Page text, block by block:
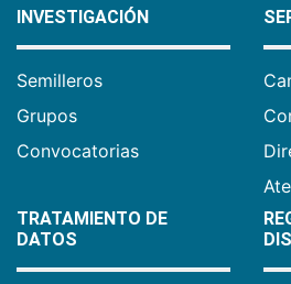
INVESTIGACIÓN
Semilleros
Grupos
Convocatorias
TRATAMIENTO DE
DATOS